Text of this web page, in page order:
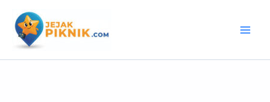
konten